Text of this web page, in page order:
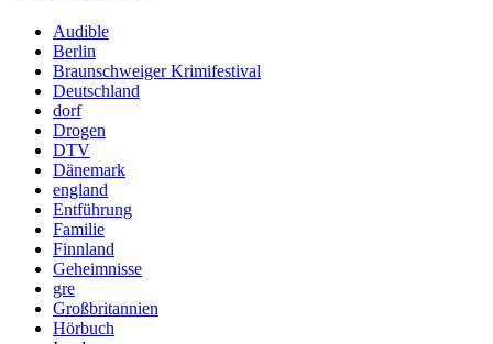
Audible
Berlin
Braunschweiger Krimifestival
Deutschland
dorf
Drogen
DTV
Dänemark
england
Entführung
Familie
Finnland
Geheimnisse
gre
Großbritannien
Hörbuch